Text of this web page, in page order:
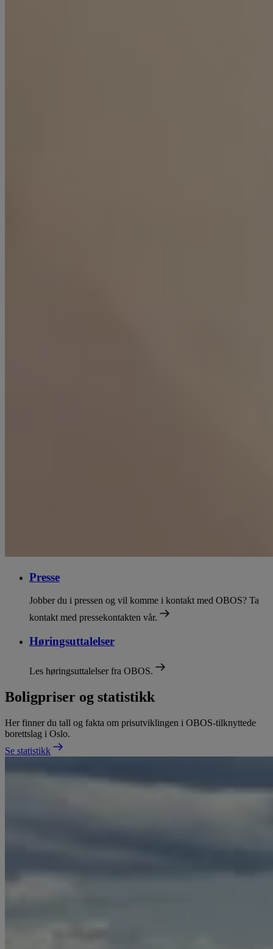
Presse
Jobber du i pressen og vil komme i kontakt med OBOS? Ta
kontakt med pressekontakten vår.
Høringsuttalelser
Les høringsuttalelser fra OBOS.
Boligpriser og statistikk
Her finner du tall og fakta om prisutviklingen i OBOS-tilknyttede
borettslag i Oslo.
Se statistikk